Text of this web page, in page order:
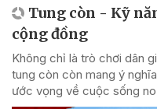
Tung còn - Kỹ
cộng đồng
Không chỉ là trò chơi dân
tung còn còn mang ý
ước vọng về cuộc sống